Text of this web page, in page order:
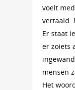
voelt
vertaald.
Er staat
er zoiets
mensen
Het